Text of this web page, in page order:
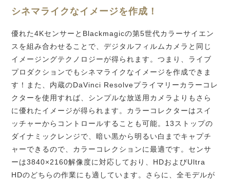
シネマライクなイメージを作成！
優れた4KセンサーとBlackmagicの第5世代カラーサイエン
スを組み合わせることで、デジタルフィルムカメラと同じ
イメージングテクノロジーが得られ ます。つまり、ライブ
プロダクションでもシネマライクなイメージを作成できま
す！また、内蔵のDaVinci Resolveプライマリーカラーコレ
クターを使用すれば、シンプルな放送用カメラよりもさら
に優れたイメージが得られ ます。 カラーコレクターはスイ
ッチャーからコントロールすることも可能。13ストップの
ダイナミックレンジで、暗い黒から明るい白までキャプチ
ャーできるので、カラーコレクションに最適です。 センサ
ーは3840×2160解像度に対応しており、HDおよびUltra
HDのどちらの作業にも適してい ます。 さらに、全モデルが